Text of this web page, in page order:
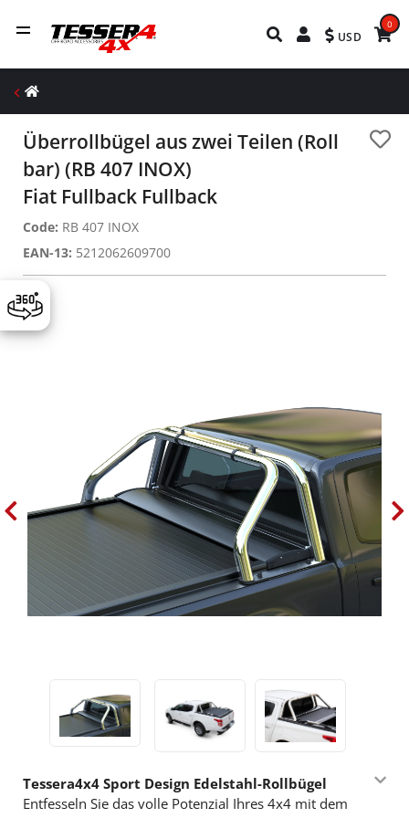
USD
0
Überrollbügel aus zwei Teilen (Roll
bar) (RB 407 INOX)
Fiat Fullback Fullback
Code: RB 407 INOX
EAN-13: 5212062609700
Tessera4x4 Sport Design Edelstahl-Rollbügel
Entfesseln Sie das volle Potenzial Ihres 4x4 mit dem